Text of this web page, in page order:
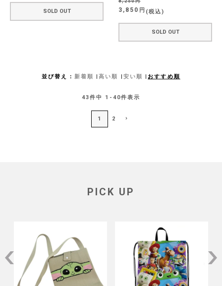
SOLD OUT
8,250
3,850 税込
SOLD OUT
並び替え 新着順 高い順 安い順 おすすめ順
43件中 1 - 40件表示
1 2
PICK UP